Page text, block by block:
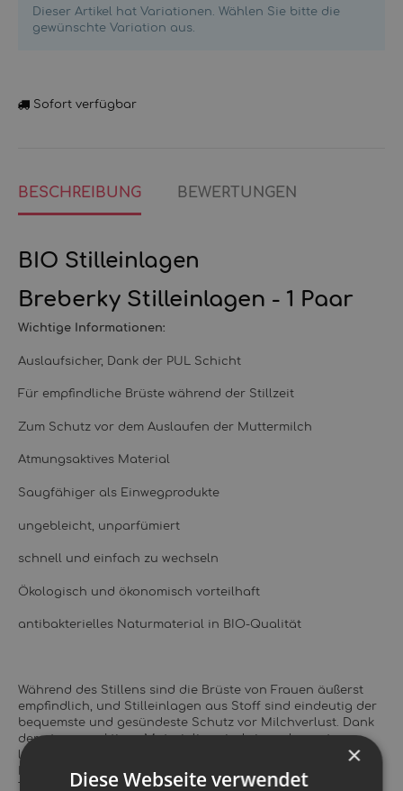
Dieser Artikel hat Variationen. Wählen Sie bitte die
gewünschte Variation aus.
Sofort verfügbar
BESCHREIBUNG BEWERTUNGEN
BIO Stilleinlagen
Breberky Stilleinlagen - 1 Paar
Wichtige Informationen:
Auslaufsicher, Dank der PUL Schicht
Für empfindliche Brüste während der Stillzeit
Zum Schutz vor dem Auslaufen der Muttermilch
Atmungsaktives Material
Saugfähiger als Einwegprodukte
ungebleicht, unparfümiert
schnell und einfach zu wechseln
Ökologisch und ökonomisch vorteilhaft
antibakterielles Naturmaterial in BIO-Qualität
Während des Stillens sind die Brüste von Frauen äußerst
empfindlich, und Stilleinlagen aus Stoff sind eindeutig der
bequemste und gesündeste Schutz vor Milchverlust. Dank
der atmungsaktiven Materialien sind sie zudem extrem
luftig, sodass man sich keine Sorgen um Dämpfe oder
Hefepilzinfektionen machen müssen, was auch durch eine
Touch-Schicht aus feinem antibakteriellem Bambus-Bio-
×
Diese Webseite verwendet